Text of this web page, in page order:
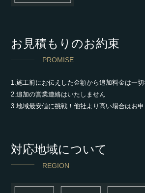
お見積もりのお約束
PROMISE
1.施工前にお伝えした金額から追加料金は一切
2.追加の営業連絡はいたしません
3.地域最安値に挑戦！他社より高い場合はお
対応地域について
REGION